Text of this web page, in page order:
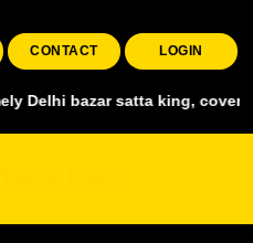
CONTACT LOGIN
satta king, covering all